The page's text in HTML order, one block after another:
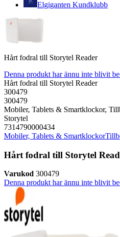
Elgiganten Kundklubb
Hårt fodral till Storytel Reader
Denna produkt har ännu inte blivit
Hårt fodral till Storytel Reader
300479
300479
Mobiler, Tablets & Smartklockor,
Storytel
7314790000434
Mobiler, Tablets & Smartklockor
Hårt fodral till Storytel
Varukod 300479
Denna produkt har ännu inte blivit